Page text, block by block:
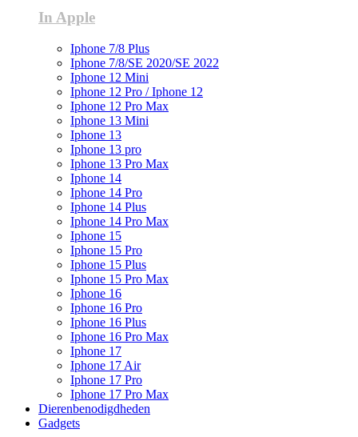
In Apple
Iphone 7/8 Plus
Iphone 7/8/SE 2020/SE 2022
Iphone 12 Mini
Iphone 12 Pro / Iphone 12
Iphone 12 Pro Max
Iphone 13 Mini
Iphone 13
Iphone 13 pro
Iphone 13 Pro Max
Iphone 14
Iphone 14 Pro
Iphone 14 Plus
Iphone 14 Pro Max
Iphone 15
Iphone 15 Pro
Iphone 15 Plus
Iphone 15 Pro Max
Iphone 16
Iphone 16 Pro
Iphone 16 Plus
Iphone 16 Pro Max
Iphone 17
Iphone 17 Air
Iphone 17 Pro
Iphone 17 Pro Max
Dierenbenodigdheden
Gadgets